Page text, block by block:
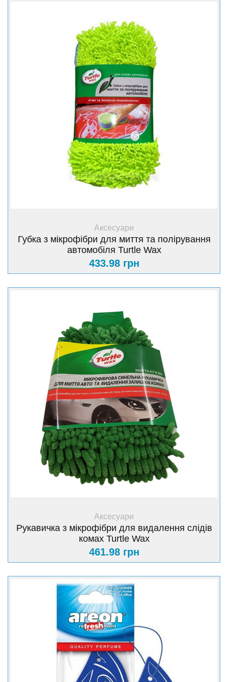
Аксесуари
Губка з мікрофібри для миття та полірування
автомобіля Turtle Wax
433.98 грн
Аксесуари
Рукавичка з мікрофібри для видалення слідів
комах Turtle Wax
461.98 грн